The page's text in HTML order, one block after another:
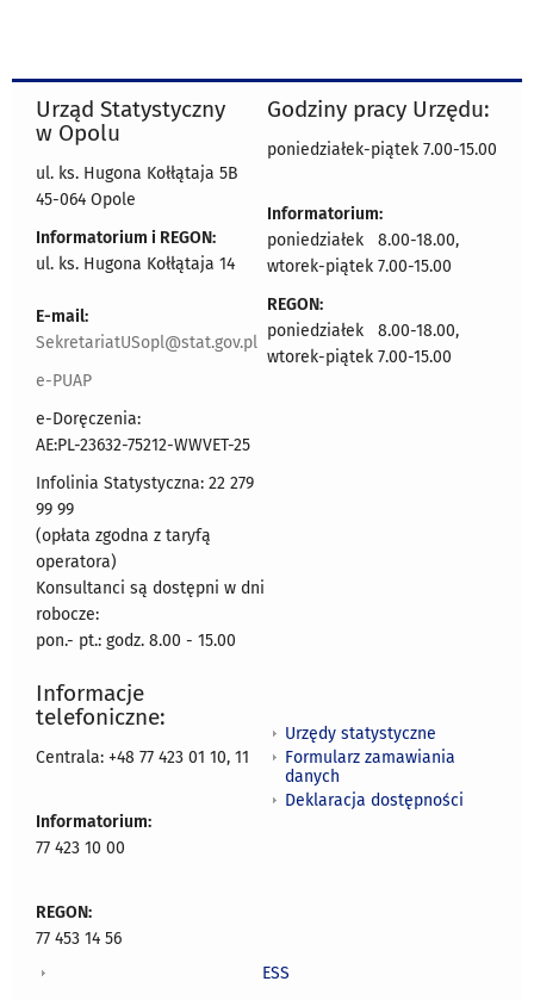
Urząd Statystyczny
w Opolu
ul. ks. Hugona Kołłątaja 5B
45-064 Opole
Informatorium i REGON:
ul. ks. Hugona Kołłątaja 14
E-mail:
SekretariatUSopl@stat.gov.pl
e-PUAP
e-Doręczenia:
AE:PL-23632-75212-WWVET-25
Infolinia Statystyczna: 22 279
99 99
(opłata zgodna z taryfą
operatora)
Konsultanci są dostępni w dni
robocze:
pon.- pt.: godz. 8.00 - 15.00
Godziny pracy Urzędu:
poniedziałek-piątek 7.00-15.00
Informatorium:
poniedziałek 8.00-18.00,
wtorek-piątek 7.00-15.00
REGON:
poniedziałek 8.00-18.00,
wtorek-piątek 7.00-15.00
Informacje
telefoniczne:
Centrala: +48 77 423 01 10, 11
Informatorium:
77 423 10 00
REGON:
77 453 14 56
Urzędy statystyczne
Formularz zamawiania
danych
Deklaracja dostępności
ESS